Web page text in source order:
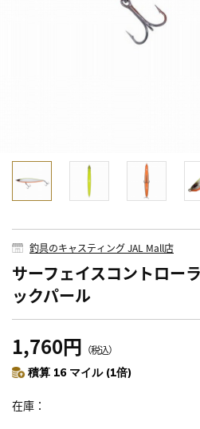
釣具のキャスティング JAL Mall店
サーフェイスコントロー
ックパール
1,760円 （税込）
積算 16 マイル (1倍)
在庫